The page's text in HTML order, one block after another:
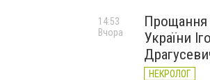
Прощання
України
НЕКРОЛОГ
14:53
Вчора